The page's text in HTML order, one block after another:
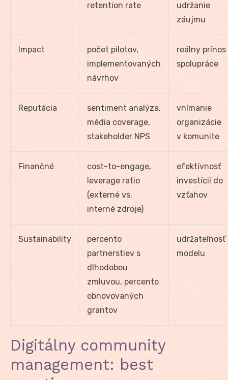
retention rate
udržanie
záujmu
Impact
počet pilotov,
implementovaných
návrhov
reálny prínos
spolupráce
Reputácia
sentiment analýza,
média coverage,
stakeholder NPS
vnímanie
organizácie
v komunite
Finančné
cost-to-engage,
leverage ratio
(externé vs.
interné zdroje)
efektívnosť
investícií do
vzťahov
Sustainability
percento
partnerstiev s
dlhodobou
zmluvou, percento
obnovovaných
grantov
udržateľnosť
modelu
Digitálny community
management: best